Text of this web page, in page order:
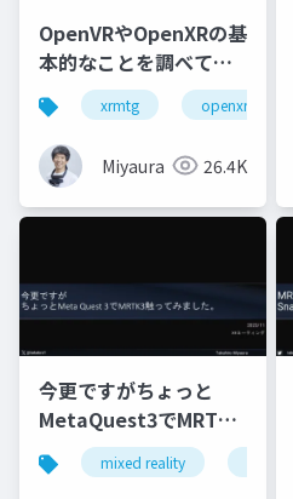
OpenVRやOpenXRの基
本的なことを調べてみ
た
xrmtg openxr
Miyaura 26.4K
今更ですがちょっと
MetaQuest3でMRTK3
触ってみました
mixed reality